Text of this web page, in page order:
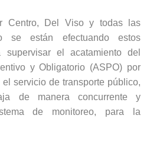
Centro, Del Viso y todas las
se están efectuando estos
el acatamiento del
y Obligatorio (ASPO) por
servicio de transporte público,
de manera concurrente y
de monitoreo, para la